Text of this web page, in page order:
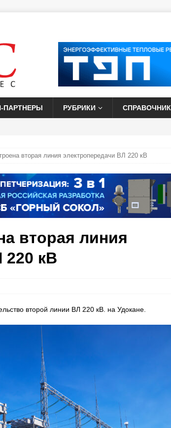
ПАРТНЕРЫ РУБРИКИ СПРАВОЧНИК
вторая линия электропередачи ВЛ 220 кВ
вторая линия
220 кВ
второй линии ВЛ 220 кВ. на Удокане.